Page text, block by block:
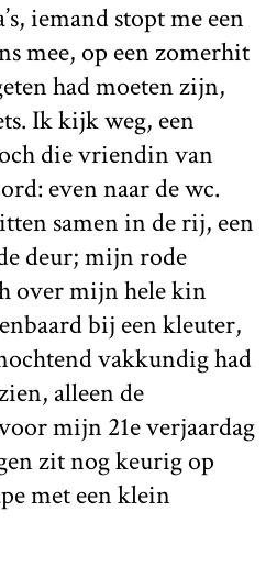
iemand stopt me een
mee, op een zomerhit
had moeten zijn,
Ik kijk weg, een
die vriendin van
even naar de wc.
samen in de rij, een
deur; mijn rode
over mijn hele kin
bij een kleuter,
vakkundig had
alleen de
mijn 21e verjaardag
zit nog keurig op
met een klein